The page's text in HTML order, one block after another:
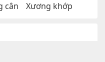
cân Xương khớp